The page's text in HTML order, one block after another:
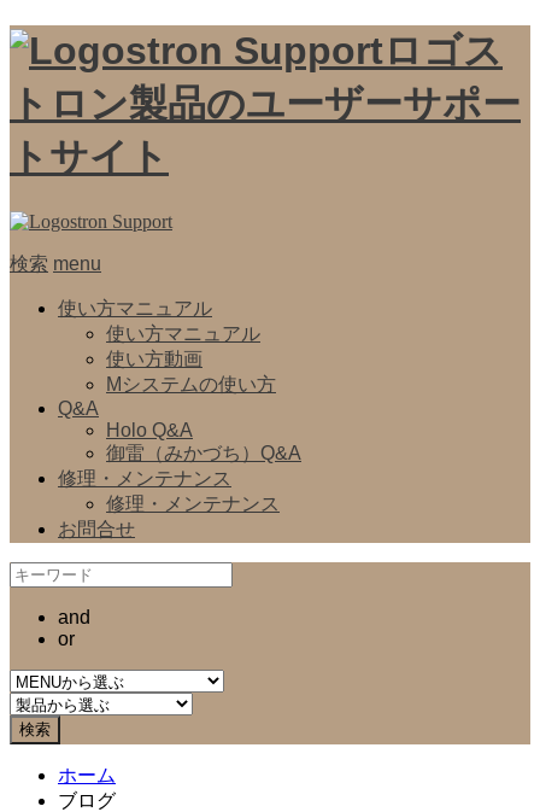
ロゴス
トロン製品のユーザーサポー
トサイト
検索 menu
使い方マニュアル
使い方マニュアル
使い方動画
Mシステムの使い方
Q&A
Holo Q&A
御雷（みかづち）Q&A
修理・メンテナンス
修理・メンテナンス
お問合せ
and
or
ホーム
ブログ